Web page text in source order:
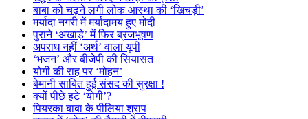
बाबा को चढ़ने लगी लोक आस्था की ‘खिचड़ी’
मर्यादा नगरी में मर्यादामय हुए मोदी
पुराने ‘अखाड़े’ में फिर ब्रजभूषण
अपराध नहीं ‘अर्थ’ वाला यूपी
‘भजन’ और बीजेपी की सियासत
योगी की राह पर ‘मोहन’
बेमानी साबित हुई संसद की सुरक्षा !
क्यों पीछे हटे ‘योगी’?
पियरका बाबा के पीलिया श्राप